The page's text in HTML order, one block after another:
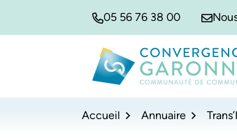
05 56 76 38 00
Accueil Annuaire